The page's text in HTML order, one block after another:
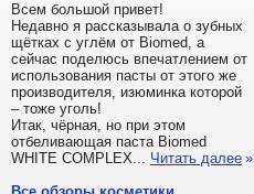
Всем большой привет!
Недавно я рассказывала о зубных
щётках с углём от Biomed, а
сейчас поделюсь впечатлением от
использования пасты от этого же
производителя, изюминка которой
– тоже уголь!
Итак, чёрная, но при этом
отбеливающая паста Biomed
WHITE COMPLEX... Читать далее »